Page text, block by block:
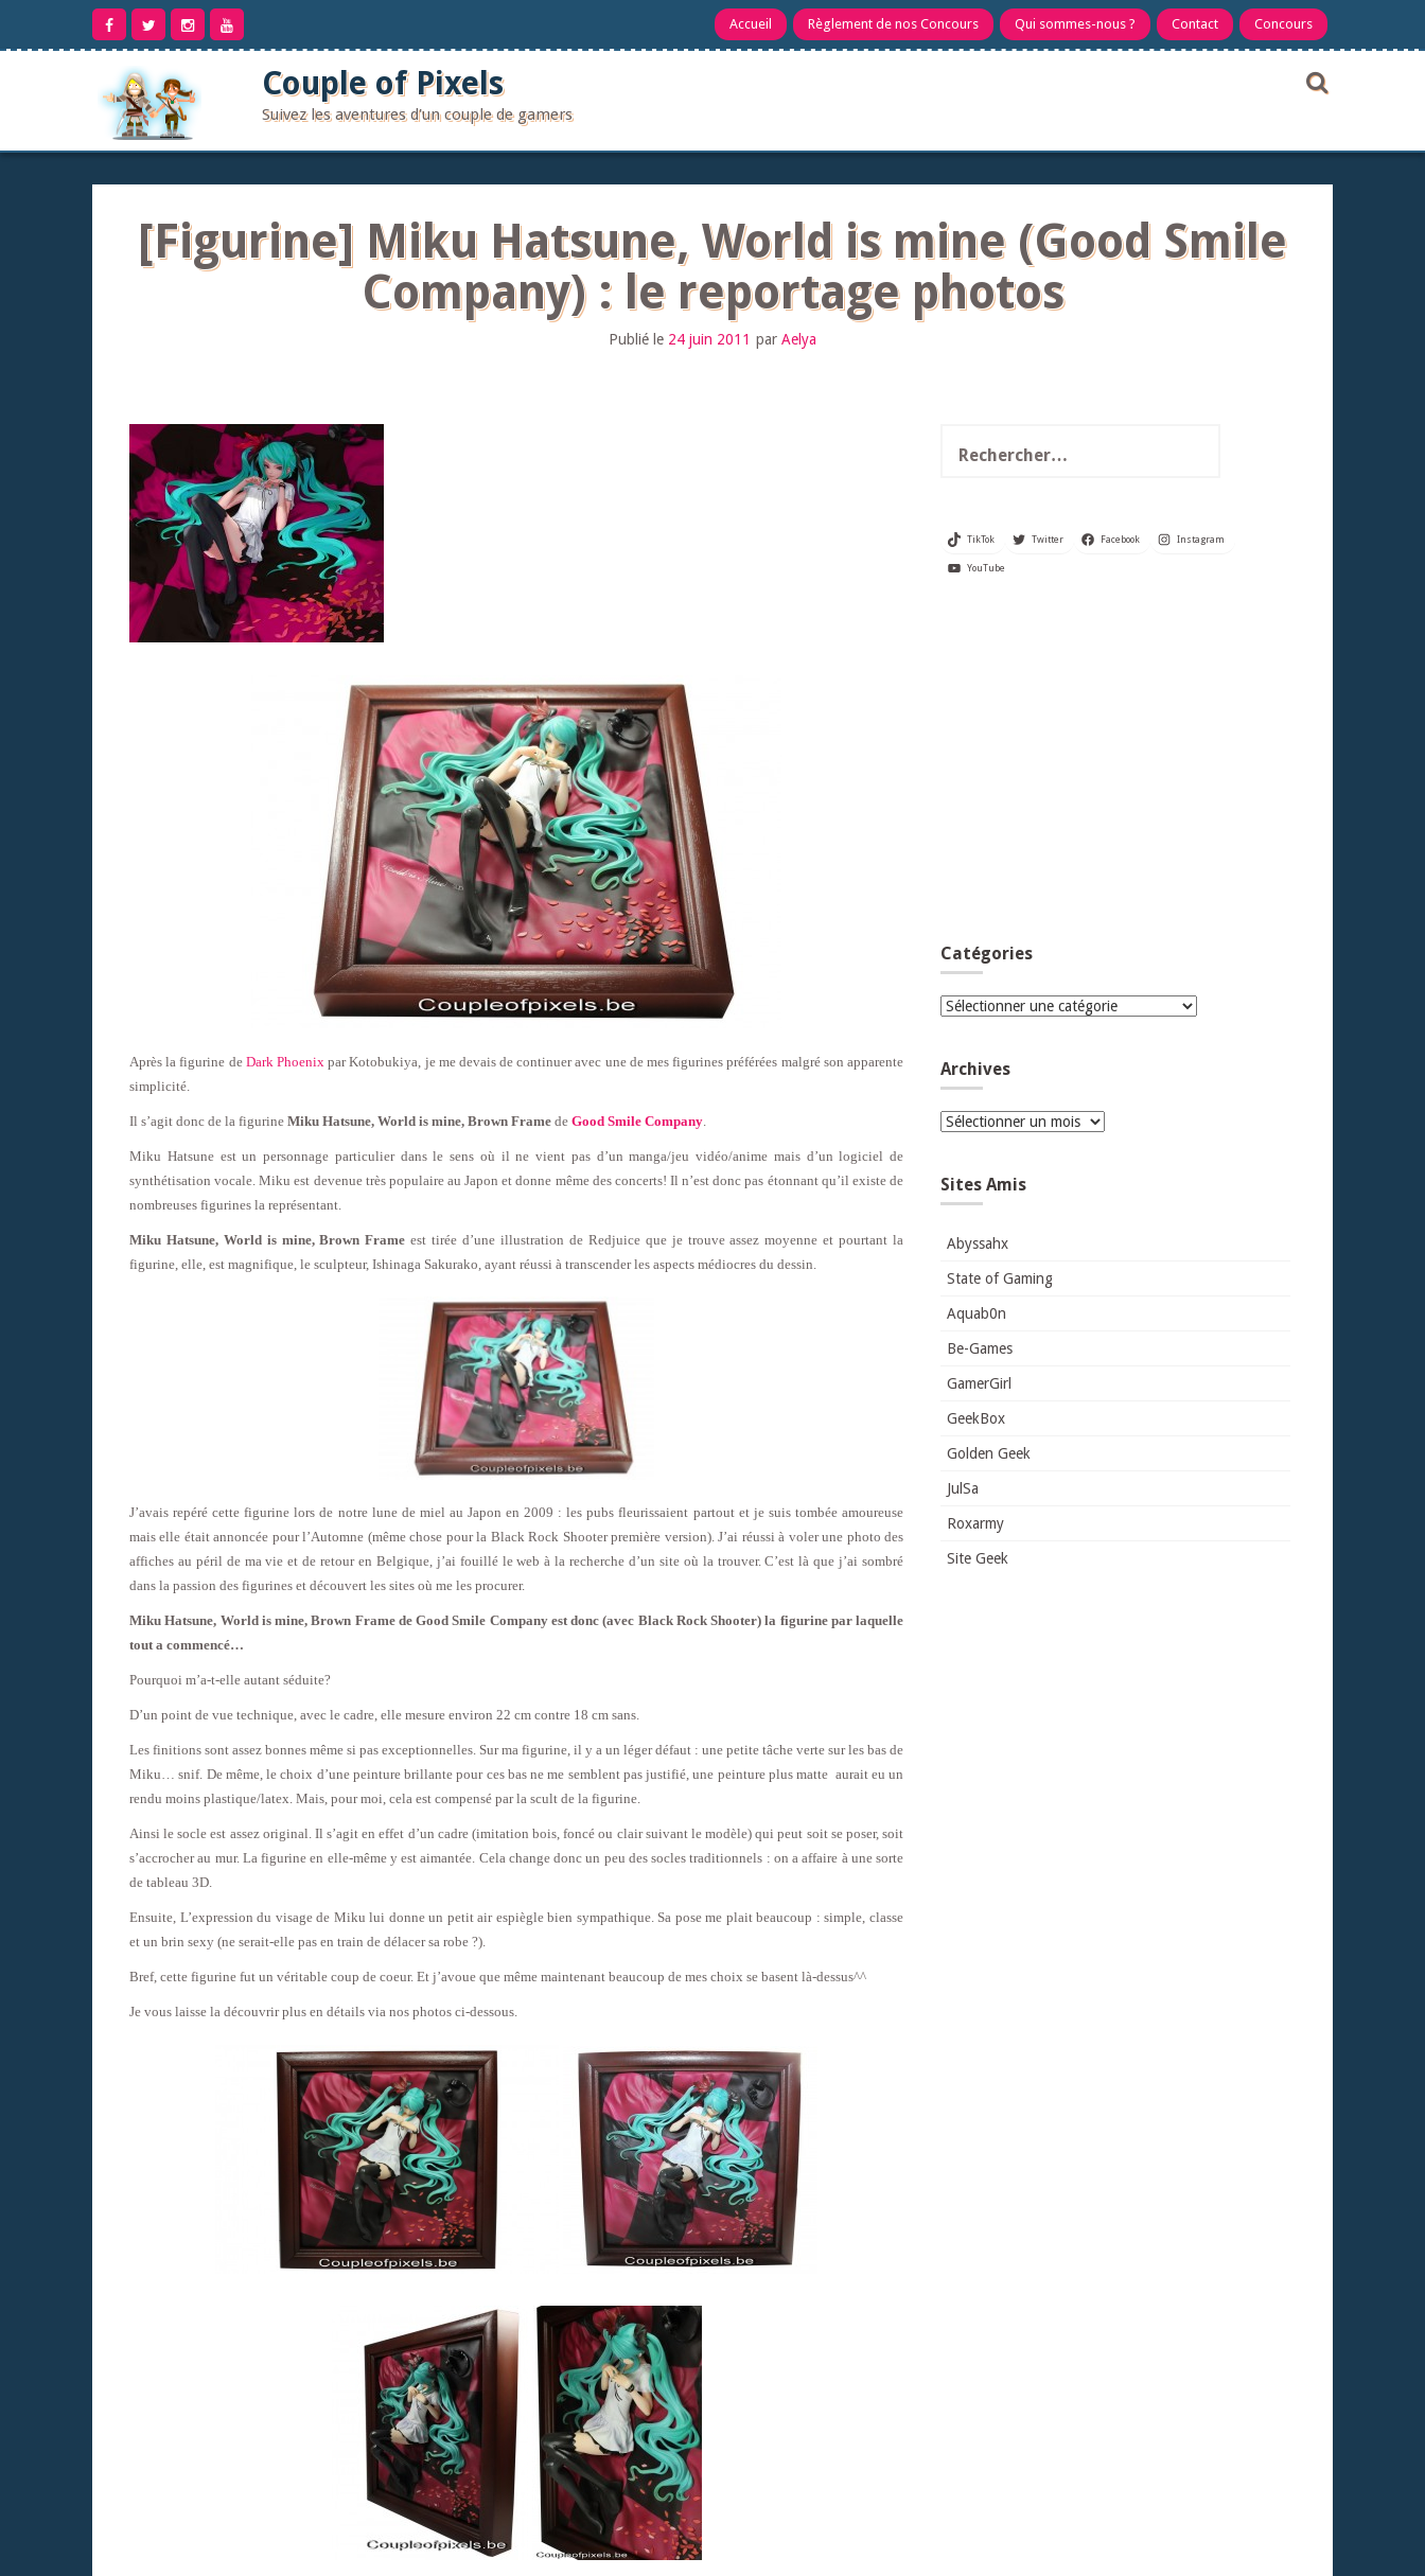
contenu
Accueil Règlement de nos Concours Qui sommes-nous ? Contact Concours
Couple of Pixels
Suivez les aventures d'un couple de gamers
[Figurine] Miku Hatsune, World is mine (Good Smile
Company) : le reportage photos
Publié le 24 juin 2011 par Aelya
Après la figurine de Dark Phoenix par Kotobukiya, je me devais de continuer avec une de mes figurines préférées malgré son apparente
simplicité.
Il s’agit donc de la figurine Miku Hatsune, World is mine, Brown Frame de Good Smile Company
Miku Hatsune est un personnage particulier dans le sens où il ne vient pas d’un manga/jeu vidéo/anime mais d’un logiciel de
synthétisation vocale. Miku est devenue très populaire au Japon et donne même des concerts! Il n’est donc pas étonnant qu’il existe de
nombreuses figurines la représentant.
Miku Hatsune, World is mine, Brown Frameest tirée d’une illustration de Redjuice que je trouve assez moyenne et pourtant la
figurine, elle, est magnifique, le sculpteur, Ishinaga Sakurako, ayant réussi à transcender les aspects médiocres du dessin.
J’avais repéré cette figurine lors de notre lune de miel au Japon en 2009 : les pubs fleurissaient partout et je suis tombée amoureuse
mais elle était annoncée pour l’Automne (même chose pour la Black Rock Shooter première version). J’ai réussi à voler une photo des
affiches au péril de ma vie et de retour en Belgique, j’ai fouillé le web à la recherche d’un site où la trouver. C’est là que j’ai sombré
dans la passion des figurines et découvert les sites où me les procurer.
Miku Hatsune, World is mine, Brown Frame de Good Smile Company est donc (avec Black Rock Shooter) la figurine par laquelle
tout a commencé…
Pourquoi m’a-t-elle autant séduite?
D’un point de vue technique, avec le cadre, elle mesure environ 22 cm contre 18 cm sans.
Les finitions sont assez bonnes même si pas exceptionnelles. Sur ma figurine, il y a un léger défaut : une petite tâche verte sur les bas de
Miku… snif. De même, le choix d’une peinture brillante pour ces bas ne me semblent pas justifié, une peinture plus matte aurait eu un
rendu moins plastique/latex. Mais, pour moi, cela est compensé par la scult de la figurine.
Ainsi le socle est assez original. Il s’agit en effet d’un cadre (imitation bois, foncé ou clair suivant le modèle) qui peut soit se poser, soit
s’accrocher au mur. La figurine en elle-même y est aimantée. Cela change donc un peu des socles traditionnels : on a affaire à une sorte
de tableau 3D.
Ensuite, L’expression du visage de Miku lui donne un petit air espiègle bien sympathique. Sa pose me plait beaucoup : simple, classe
et un brin sexy (ne serait-elle pas en train de délacer sa robe ?).
Bref, cette figurine fut un véritable coup de coeur. Et j’avoue que même maintenant beaucoup de mes choix se basent là-dessus^^
Je vous laisse la découvrir plus en détails via nos photos ci-dessous.
TikTok Twitter Facebook Instagram
YouTube
Catégories
Catégories
Archives
Archives
Sites Amis
Abyssahx
State of Gaming
Aquab0n
Be-Games
GamerGirl
GeekBox
Golden Geek
JulSa
Roxarmy
Site Geek